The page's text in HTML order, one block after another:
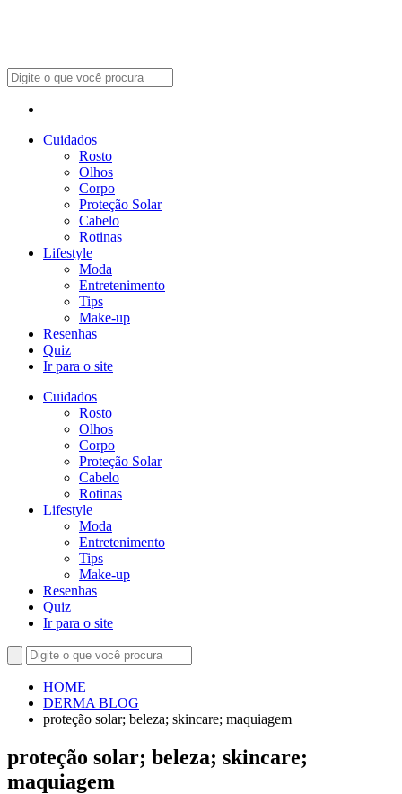
Cuidados
Rosto
Olhos
Corpo
Proteção Solar
Cabelo
Rotinas
Lifestyle
Moda
Entretenimento
Tips
Make-up
Resenhas
Quiz
Ir para o site
Cuidados
Rosto
Olhos
Corpo
Proteção Solar
Cabelo
Rotinas
Lifestyle
Moda
Entretenimento
Tips
Make-up
Resenhas
Quiz
Ir para o site
HOME
DERMA BLOG
proteção solar; beleza; skincare; maquiagem
proteção solar; beleza; skincare;
maquiagem